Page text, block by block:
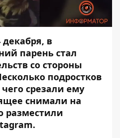
в
парень стал
со стороны
подростков
срезали ему
снимали на
разместили